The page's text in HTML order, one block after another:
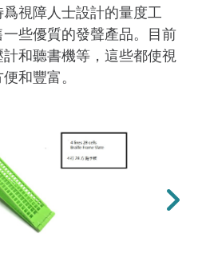
視障人士設計的量度工
些優質的發聲產品。目前
和聽書機等，這些都使視
和豐富。
下一張